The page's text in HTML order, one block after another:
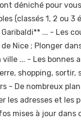
déniché pour
(classés 1, 2 ou 3
Garibaldi** ... - Les
de Nice ; Plonger
ville ... - Les bonnes
shopping, sortir,
- De nombreux
les adresses et les
mises à jour